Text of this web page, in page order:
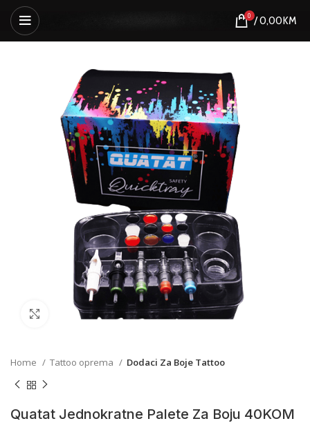
0 /0,00KM
Click to enlarge
Home Tattoo oprema Dodaci Za Boje Tattoo
Quatat Jednokratne Palete Za Boju 40KOM